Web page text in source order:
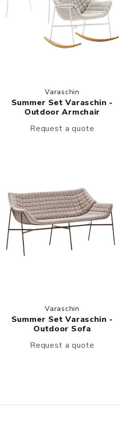
Varaschin
Summer Set Varaschin -
Outdoor Armchair
Request a quote
Varaschin
Summer Set Varaschin -
Outdoor Sofa
Request a quote